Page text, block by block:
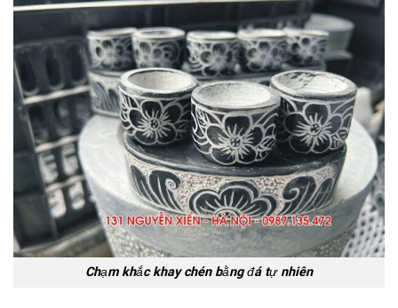
Chạm khắc khay chén bằng đá tự nhiên